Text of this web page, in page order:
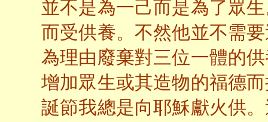
並不是為一己而是為了眾
而受供養。不然他並不需
為理由廢棄對三位一體的
增加眾生或其造物的福德
誕節我總是向耶穌獻火供